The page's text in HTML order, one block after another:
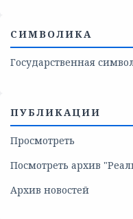
СИМВОЛИКА
Государственная
ПУБЛИКАЦИИ
Просмотреть
Посмотреть архив
Архив новостей